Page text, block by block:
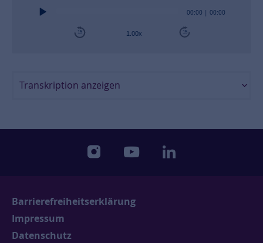
Audio
00:00 00:00
15 1.00x 15
Transkription anzeigen
instagramyoutubelinkedin
Barrierefreiheitserklärung
Impressum
Datenschutz